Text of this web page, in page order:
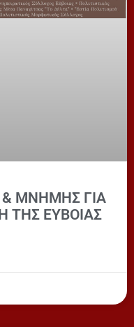
& ΜΝΗΜΗΣ ΓΙΑ
ΤΗΣ ΕΥΒΟΙΑΣ